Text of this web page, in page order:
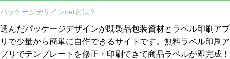
パッケージデザインnetとは？
選んだパッケージデザインが既製品包装資材とラベル印刷アプ
リで少量から簡単に自作できるサイトです。無料ラベル印刷ア
プリでテンプレートを修正・印刷できて商品ラベルが即完成！